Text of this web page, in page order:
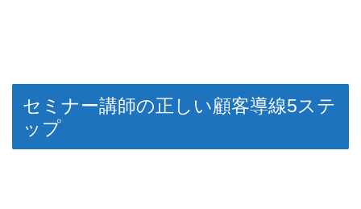
セミナー講師の正しい顧客導線5ステ
ップ